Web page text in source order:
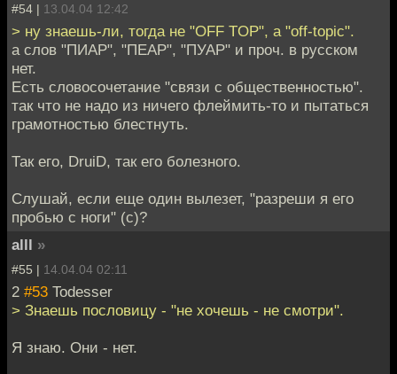
#54 | 13.04.04 12:42
> ну знаешь-ли, тогда не "OFF TOP", а "off-topic".
а слов "ПИАР", "ПЕАР", "ПУАР" и проч. в русском
нет.
Есть словосочетание "связи с общественностью".
так что не надо из ничего флеймить-то и пытаться
грамотностью блестнуть.
Так его, DruiD, так его болезного.
Слушай, если еще один вылезет, "разреши я его
пробью с ноги" (с)?
alll »
#55 | 14.04.04 02:11
2 #53 Todesser
> Знаешь пословицу - "не хочешь - не смотри".
Я знаю. Они - нет.